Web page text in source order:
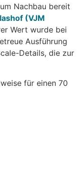
Nachbau bereit
(VJM
Wert wurde bei
Ausführung
Details, die zur
für einen 70